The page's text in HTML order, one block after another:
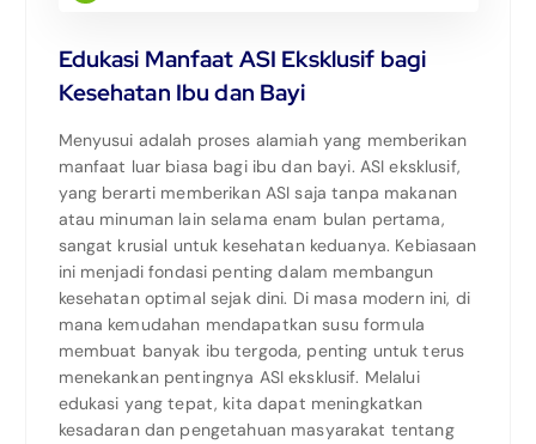
Edukasi Manfaat ASI Eksklusif bagi
Kesehatan Ibu dan Bayi
Menyusui adalah proses alamiah yang memberikan
manfaat luar biasa bagi ibu dan bayi. ASI eksklusif,
yang berarti memberikan ASI saja tanpa makanan
atau minuman lain selama enam bulan pertama,
sangat krusial untuk kesehatan keduanya. Kebiasaan
ini menjadi fondasi penting dalam membangun
kesehatan optimal sejak dini. Di masa modern ini, di
mana kemudahan mendapatkan susu formula
membuat banyak ibu tergoda, penting untuk terus
menekankan pentingnya ASI eksklusif. Melalui
edukasi yang tepat, kita dapat meningkatkan
kesadaran dan pengetahuan masyarakat tentang